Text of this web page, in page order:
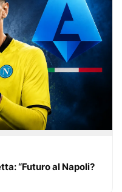
“Futuro al Napoli?